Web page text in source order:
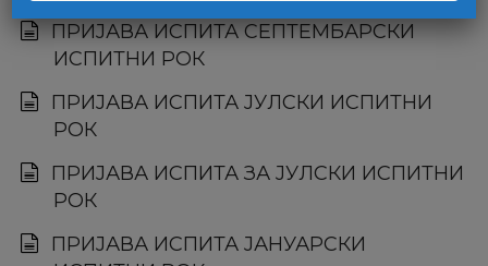
ПРИЈАВА ИСПИТА СЕПТЕМБАРСКИ
ИСПИТНИ РОК
ПРИЈАВА ИСПИТА ЈУЛСКИ ИСПИТНИ
РОК
ПРИЈАВА ИСПИТА ЗА ЈУЛСКИ ИСПИТНИ
РОК
ПРИЈАВА ИСПИТА ЈАНУАРСКИ